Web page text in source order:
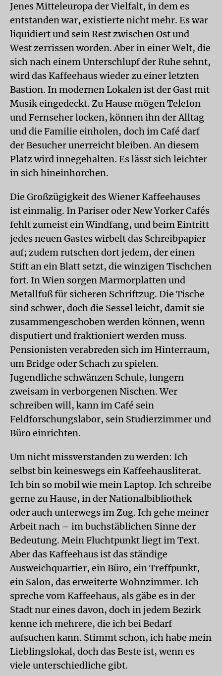
Jenes Mitteleuropa der Vielfalt, in dem es
entstanden war, existierte nicht mehr. Es war
liquidiert und sein Rest zwischen Ost und
West zerrissen worden. Aber in einer Welt, die
sich nach einem Unterschlupf der Ruhe sehnt,
wird das Kaffeehaus wieder zu einer letzten
Bastion. In modernen Lokalen ist der Gast mit
Musik eingedeckt. Zu Hause mögen Telefon
und Fernseher locken, können ihn der Alltag
und die Familie einholen, doch im Café darf
der Besucher unerreicht bleiben. An diesem
Platz wird innegehalten. Es lässt sich leichter
in sich hineinhorchen.
Die Großzügigkeit des Wiener Kaffeehauses
ist einmalig. In Pariser oder New Yorker Cafés
fehlt zumeist ein Windfang, und beim Eintritt
jedes neuen Gastes wirbelt das Schreibpapier
auf; zudem rutschen dort jedem, der einen
Stift an ein Blatt setzt, die winzigen Tischchen
fort. In Wien sorgen Marmorplatten und
Metallfuß für sicheren Schriftzug. Die Tische
sind schwer, doch die Sessel leicht, damit sie
zusammengeschoben werden können, wenn
disputiert und fraktioniert werden muss.
Pensionisten verabreden sich im Hinterraum,
um Bridge oder Schach zu spielen.
Jugendliche schwänzen Schule, lungern
zweisam in verborgenen Nischen. Wer
schreiben will, kann im Café sein
Feldforschungslabor, sein Studierzimmer und
Büro einrichten.
Um nicht missverstanden zu werden: Ich
selbst bin keineswegs ein Kaffeehausliterat.
Ich bin so mobil wie mein Laptop. Ich schreibe
gerne zu Hause, in der Nationalbibliothek
oder auch unterwegs im Zug. Ich gehe meiner
Arbeit nach – im buchstäblichen Sinne der
Bedeutung. Mein Fluchtpunkt liegt im Text.
Aber das Kaffeehaus ist das ständige
Ausweichquartier, ein Büro, ein Treffpunkt,
ein Salon, das erweiterte Wohnzimmer. Ich
spreche vom Kaffeehaus, als gäbe es in der
Stadt nur eines davon, doch in jedem Bezirk
kenne ich mehrere, die ich bei Bedarf
aufsuchen kann. Stimmt schon, ich habe mein
Lieblingslokal, doch das Beste ist, wenn es
viele unterschiedliche gibt.